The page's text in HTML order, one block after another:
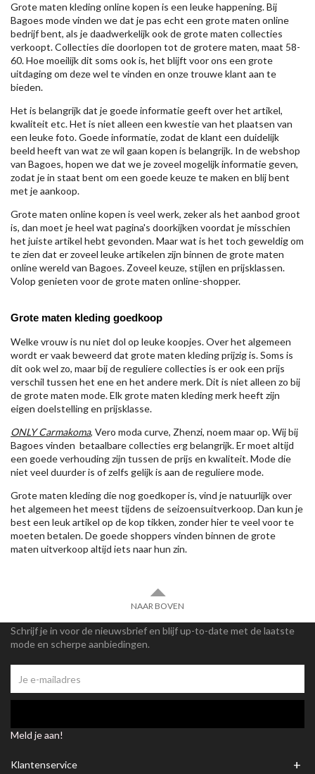
Grote maten kleding online kopen is een leuke happening. Bij
Bagoes mode vinden we dat je pas echt een grote maten online
bedrijf bent, als je daadwerkelijk ook de grote maten collecties
verkoopt. Collecties die doorlopen tot de grotere maten, maat 58-
60. Hoe moeilijk dit soms ook is, het blijft voor ons een grote
uitdaging om deze wel te vinden en onze trouwe klant aan te
bieden.
Het is belangrijk dat je goede informatie geeft over het artikel,
kwaliteit etc. Het is niet alleen een kwestie van het plaatsen van
een leuke foto. Goede informatie, zodat de klant een duidelijk
beeld heeft van wat ze wil gaan kopen is belangrijk. In de webshop
van Bagoes, hopen we dat we je zoveel mogelijk informatie geven,
zodat je in staat bent om een goede keuze te maken en blij bent
met je aankoop.
Grote maten online kopen is veel werk, zeker als het aanbod groot
is, dan moet je heel wat pagina's doorkijken voordat je misschien
het juiste artikel hebt gevonden. Maar wat is het toch geweldig om
te zien dat er zoveel leuke artikelen zijn binnen de grote maten
online wereld van Bagoes. Zoveel keuze, stijlen en prijsklassen.
Volop genieten voor de grote maten online-shopper.
Grote maten kleding goedkoop
Welke vrouw is nu niet dol op leuke koopjes. Over het algemeen
wordt er vaak beweerd dat grote maten kleding prijzig is. Soms is
dit ook wel zo, maar bij de reguliere collecties is er ook een prijs
verschil tussen het ene en het andere merk. Dit is niet alleen zo bij
de grote maten mode. Elk grote maten kleding merk heeft zijn
eigen doelstelling en prijsklasse.
ONLY Carmakoma, Vero moda curve, Zhenzi, noem maar op. Wij bij
Bagoes vinden betaalbare collecties erg belangrijk. Er moet altijd
een goede verhouding zijn tussen de prijs en kwaliteit. Mode die
niet veel duurder is of zelfs gelijk is aan de reguliere mode.
Grote maten kleding die nog goedkoper is, vind je natuurlijk over
het algemeen het meest tijdens de seizoensuitverkoop. Dan kun je
best een leuk artikel op de kop tikken, zonder hier te veel voor te
moeten betalen. De goede shoppers vinden binnen de grote
maten uitverkoop altijd iets naar hun zin.
NAAR BOVEN
Schrijf je in voor de nieuwsbrief en blijf up-to-date met de laatste
mode en scherpe aanbiedingen.
Meld je aan!
Klantenservice +